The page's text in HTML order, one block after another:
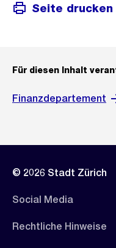
Seite drucken
Für diesen Inhalt
Finanzdepartement
© 2026 Stadt Zürich
Social Media
Rechtliche Hinweise